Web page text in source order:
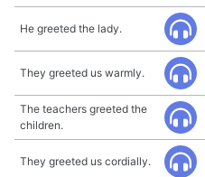
He greeted the lady.
They greeted us warmly.
The teachers greeted the
children.
They greeted us cordially.